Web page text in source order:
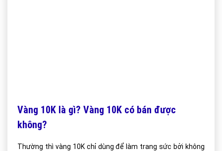
Vàng 10K là gì? Vàng 10K có bán được
không?
Thường thì vàng 10K chỉ dùng để làm trang sức bởi không